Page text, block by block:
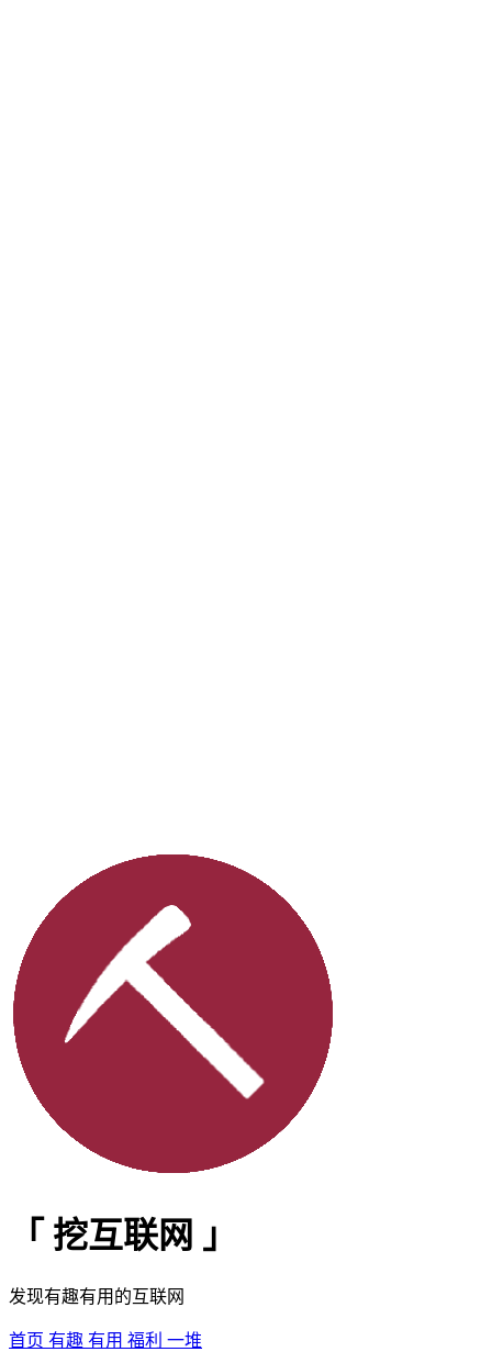
「 挖互联网 」
发现有趣有用的互联网
首页 有趣 有用 福利 一堆